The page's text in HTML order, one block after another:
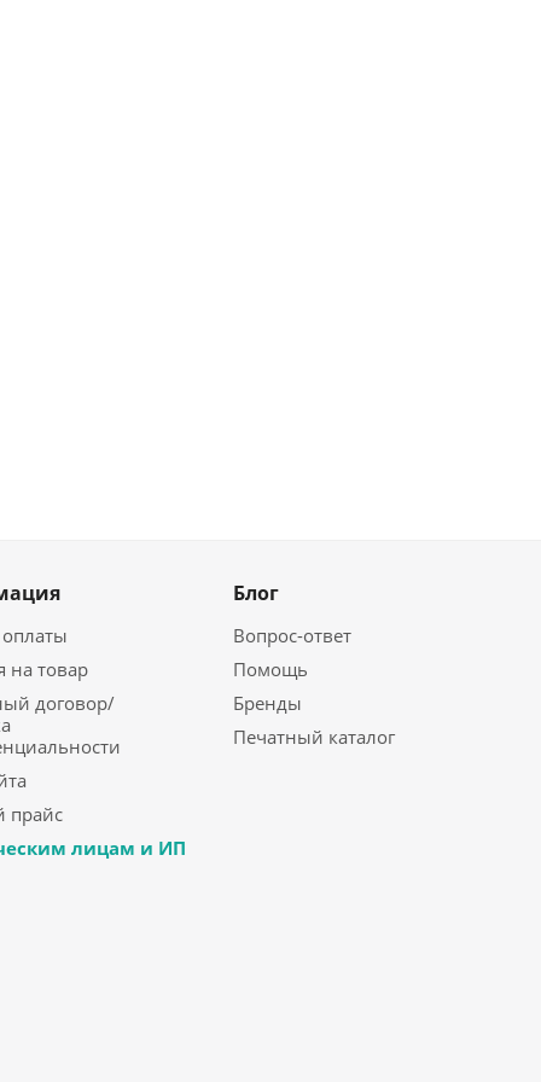
на товар
договор/
прайс
лицам и ИП
Блог
Вопрос-ответ
Помощь
Бренды
Печатный каталог